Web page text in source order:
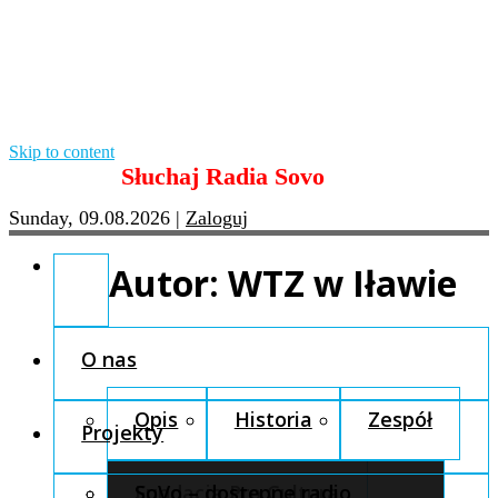
Skip to content
Słuchaj Radia Sovo
Sunday, 09.08.2026 | Zaloguj
O nas
Opis Historia Zespół
Fundacja Pro Cultura
Projekty
SoVo – dostępne radio
Autor:WTZ w Iławie